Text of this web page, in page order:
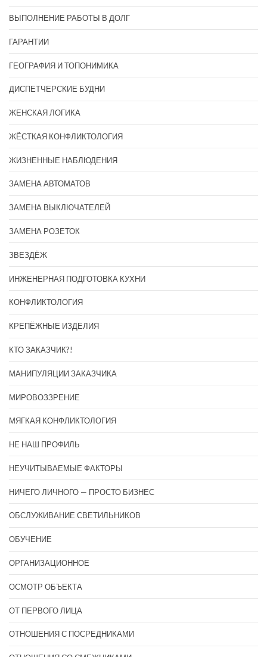
ВЫПОЛНЕНИЕ РАБОТЫ В ДОЛГ
ГАРАНТИИ
ГЕОГРАФИЯ И ТОПОНИМИКА
ДИСПЕТЧЕРСКИЕ БУДНИ
ЖЕНСКАЯ ЛОГИКА
ЖЁСТКАЯ КОНФЛИКТОЛОГИЯ
ЖИЗНЕННЫЕ НАБЛЮДЕНИЯ
ЗАМЕНА АВТОМАТОВ
ЗАМЕНА ВЫКЛЮЧАТЕЛЕЙ
ЗАМЕНА РОЗЕТОК
ЗВЕЗДЁЖ
ИНЖЕНЕРНАЯ ПОДГОТОВКА КУХНИ
КОНФЛИКТОЛОГИЯ
КРЕПЁЖНЫЕ ИЗДЕЛИЯ
КТО ЗАКАЗЧИК?!
МАНИПУЛЯЦИИ ЗАКАЗЧИКА
МИРОВОЗЗРЕНИЕ
МЯГКАЯ КОНФЛИКТОЛОГИЯ
НЕ НАШ ПРОФИЛЬ
НЕУЧИТЫВАЕМЫЕ ФАКТОРЫ
НИЧЕГО ЛИЧНОГО — ПРОСТО БИЗНЕС
ОБСЛУЖИВАНИЕ СВЕТИЛЬНИКОВ
ОБУЧЕНИЕ
ОРГАНИЗАЦИОННОЕ
ОСМОТР ОБЪЕКТА
ОТ ПЕРВОГО ЛИЦА
ОТНОШЕНИЯ С ПОСРЕДНИКАМИ